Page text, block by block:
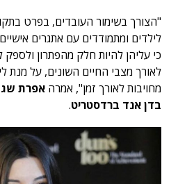
"הצורך בשימור העובדים, בפרט
לילדים ומתמודדים עם אתגרים
כי עליהן להיות חלק מהפתרון ולספק
לאורך מצבי החיים השונים, על מנת
מחויבות לאורך זמן", אמרה אפרת
בדן אנד ברדסטריט.